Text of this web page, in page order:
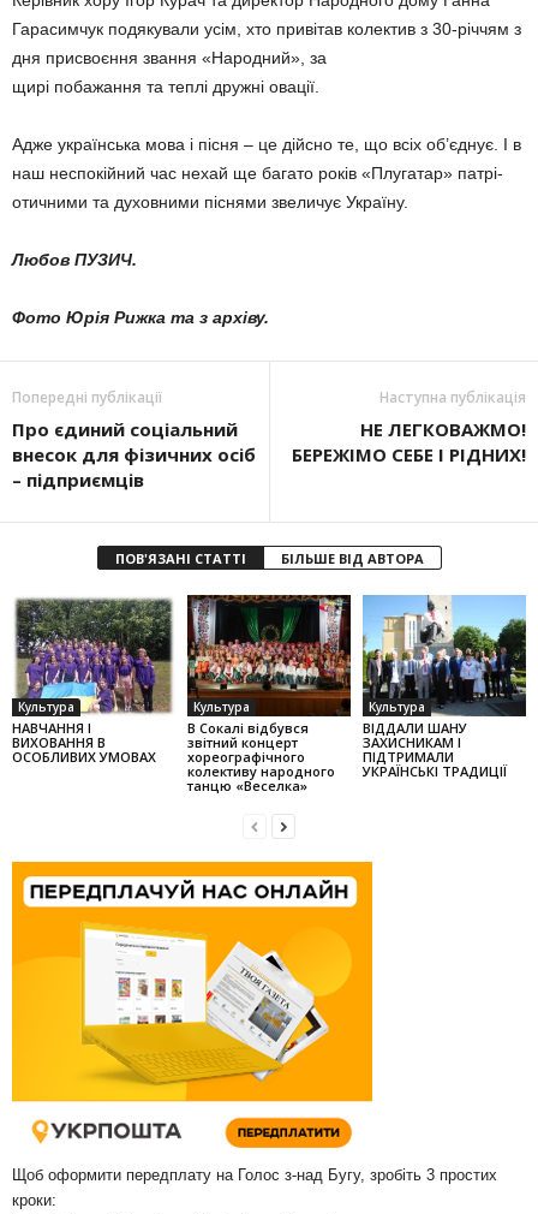
Гарасимчук подякували усім, хто привітав колектив з 30-річчям з
дня присвоєння звання «Народний», за
щирі побажання та теплі дружні овації.
Адже українська мова і пісня – це дійсно те, що всіх об’єднує. І в
наш неспокійний час нехай ще багато років «Плугатар» патрі­
отичними та духовними піснями звеличує Україну.
Любов ПУЗИЧ.
Фото Юрія Рижка та з архіву.
Попередні публікації
Про єдиний соціальний
внесок для фізичних осіб
– підприємців
Наступна публікація
НЕ ЛЕГКОВАЖМО!
БЕРЕЖІМО СЕБЕ І РІДНИХ!
ПОВ'ЯЗАНІ СТАТТІ БІЛЬШЕ ВІД АВТОРА
Культура
НАВЧАННЯ І
ВИХОВАННЯ В
ОСОБЛИВИХ УМОВАХ
Культура
В Сокалі відбувся
звітний концерт
хореографічного
колек­тиву народного
танцю «Веселка»
Культура
ВІДДАЛИ ШАНУ
ЗАХИСНИКАМ І
ПІДТРИМАЛИ
УКРАЇНСЬКІ ТРАДИЦІЇ
Щоб оформити передплату на Голос з-над Бугу, зробіть 3 простих
кроки: